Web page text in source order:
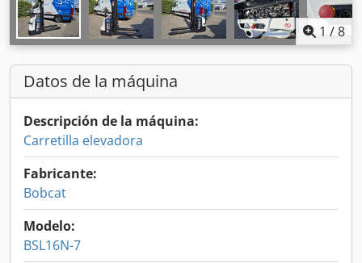
1 /8
Datos de la máquina
Descripción de la máquina:
Carretilla elevadora
Fabricante:
Bobcat
Modelo:
BSL16N-7